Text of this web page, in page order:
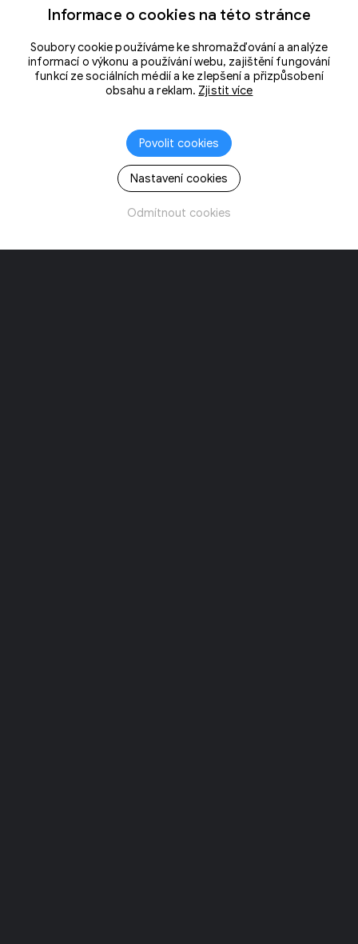
Informace o cookies na této stránce
Soubory cookie používáme ke shromažďování a analýze
informací o výkonu a používání webu, zajištění fungování
funkcí ze sociálních médií a ke zlepšení a přizpůsobení
obsahu a reklam. Zjistit více
Povolit cookies
Nastavení cookies
Odmítnout cookies